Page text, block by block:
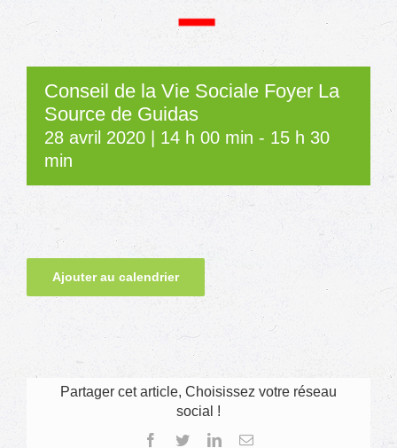
Conseil de la Vie Sociale Foyer La
Source de Guidas
28 avril 2020 | 14 h 00 min - 15 h 30
min
Ajouter au calendrier
Partager cet article, Choisissez votre réseau
social !
Facebook
TwitterLinkedInEmail